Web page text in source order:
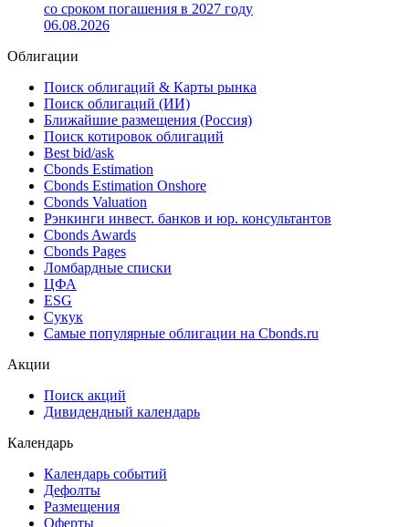
USD 400 млн со ставкой купона 7.5%
19.01.2011
еврооблигации (XS3469169588) на сумму GBP 350 млн
06.08.2026
Облигации
Поиск облигаций & Карты рынка
Поиск облигаций (ИИ)
Ближайшие размещения (Россия)
Поиск котировок облигаций
Best bid/ask
Cbonds Estimation
Cbonds Estimation Onshore
Cbonds Valuation
Рэнкинги инвест. банков и юр. консультантов
Cbonds Awards
Cbonds Pages
Ломбардные списки
ESG
Самые популярные облигации на Cbonds.ru
Дивидендный календарь
Календарь